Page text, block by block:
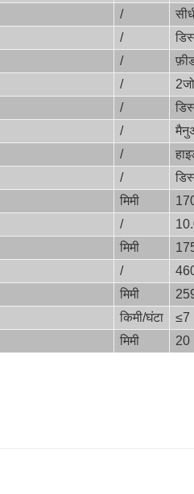
/
/
/
/
/
/
/
/
मिमी
/
मिमी
/
मिमी
किमी/घंटा
≤7
मिमी 20